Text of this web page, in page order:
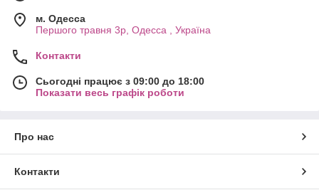
м. Одесса
Першого травня 3р, Одесса , Україна
Контакти
Сьогодні працює з 09:00 до 18:00
Показати весь графік роботи
Про нас
Контакти